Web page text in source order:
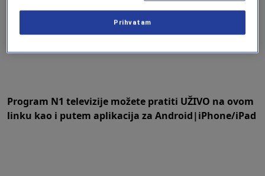
Program N1 televizije možete pratiti UŽIVO na ovom
linku kao i putem aplikacija za Android|iPhone/iPad
Prihvatam